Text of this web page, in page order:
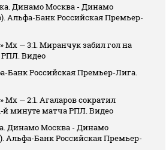
Динамо Москва - Динамо
Альфа-Банк Российская Премьер-
Мх — 3:1. Миранчук забил гол на
РПЛ. Видео
Банк Российская Премьер-Лига.
— 2:1. Агаларов сократил
минуте матча РПЛ. Видео
Динамо Москва - Динамо
Альфа-Банк Российская Премьер-